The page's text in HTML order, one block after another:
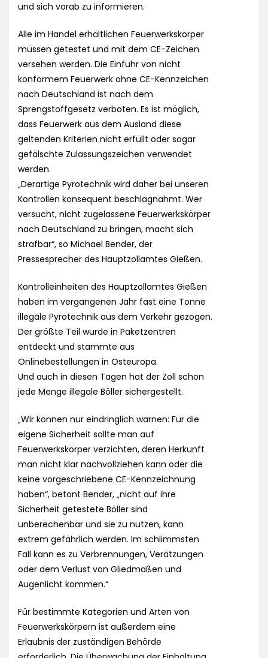
und sich vorab zu informieren.
Alle im Handel erhältlichen Feuerwerkskörper
müssen getestet und mit dem CE-Zeichen
versehen werden. Die Einfuhr von nicht
konformem Feuerwerk ohne CE-Kennzeichen
nach Deutschland ist nach dem
Sprengstoffgesetz verboten. Es ist möglich,
dass Feuerwerk aus dem Ausland diese
geltenden Kriterien nicht erfüllt oder sogar
gefälschte Zulassungszeichen verwendet
werden.
„Derartige Pyrotechnik wird daher bei unseren
Kontrollen konsequent beschlagnahmt. Wer
versucht, nicht zugelassene Feuerwerkskörper
nach Deutschland zu bringen, macht sich
strafbar“, so Michael Bender, der
Pressesprecher des Hauptzollamtes Gießen.
Kontrolleinheiten des Hauptzollamtes Gießen
haben im vergangenen Jahr fast eine Tonne
illegale Pyrotechnik aus dem Verkehr gezogen.
Der größte Teil wurde in Paketzentren
entdeckt und stammte aus
Onlinebestellungen in Osteuropa.
Und auch in diesen Tagen hat der Zoll schon
jede Menge illegale Böller sichergestellt.
„Wir können nur eindringlich warnen: Für die
eigene Sicherheit sollte man auf
Feuerwerkskörper verzichten, deren Herkunft
man nicht klar nachvollziehen kann oder die
keine vorgeschriebene CE-Kennzeichnung
haben“, betont Bender, „nicht auf ihre
Sicherheit getestete Böller sind
unberechenbar und sie zu nutzen, kann
extrem gefährlich werden. Im schlimmsten
Fall kann es zu Verbrennungen, Verätzungen
oder dem Verlust von Gliedmaßen und
Augenlicht kommen.“
Für bestimmte Kategorien und Arten von
Feuerwerkskörpern ist außerdem eine
Erlaubnis der zuständigen Behörde